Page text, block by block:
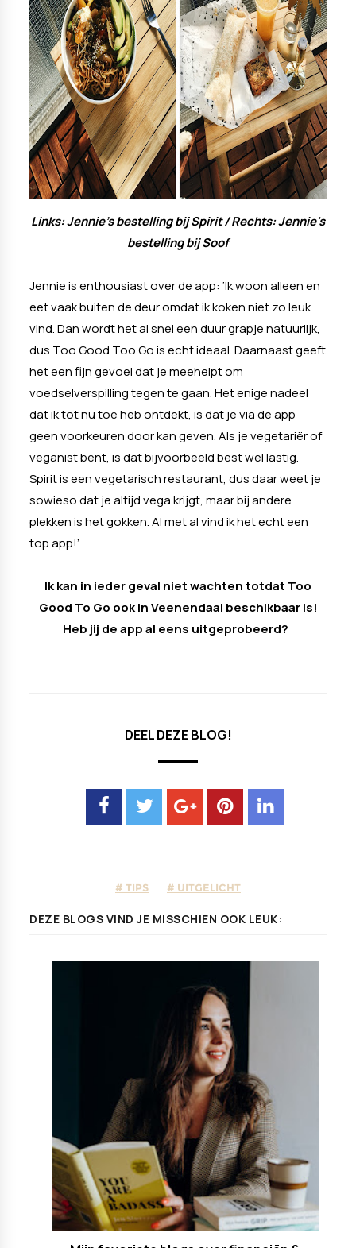
Links: Jennie's bestelling bij Spirit / Rechts: Jennie's
bestelling bij Soof
Jennie is enthousiast over de app: ‘Ik woon alleen en
eet vaak buiten de deur omdat ik koken niet zo leuk
vind. Dan wordt het al snel een duur grapje natuurlijk,
dus Too Good Too Go is echt ideaal. Daarnaast geeft
het een fijn gevoel dat je meehelpt om
voedselverspilling tegen te gaan. Het enige nadeel
dat ik tot nu toe heb ontdekt, is dat je via de app
geen voorkeuren door kan geven. Als je vegetariër of
veganist bent, is dat bijvoorbeeld best wel lastig.
Spirit is een vegetarisch restaurant, dus daar weet je
sowieso dat je altijd vega krijgt, maar bij andere
plekken is het gokken. Al met al vind ik het echt een
top app!’
Ik kan in ieder geval niet wachten totdat Too
Good To Go ook in Veenendaal beschikbaar is!
Heb jij de app al eens uitgeprobeerd?
DEEL DEZE BLOG!
TIPS UITGELICHT
DEZE BLOGS VIND JE MISSCHIEN OOK LEUK: